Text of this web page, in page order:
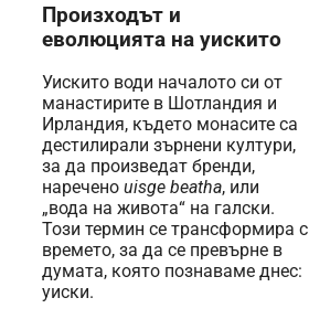
Произходът и
еволюцията на уискито
Уискито води началото си от
манастирите в Шотландия и
Ирландия, където монасите са
дестилирали зърнени култури,
за да произведат бренди,
наречено uisge beatha, или
„вода на живота“ на галски.
Този термин се трансформира с
времето, за да се превърне в
думата, която познаваме днес:
уиски.